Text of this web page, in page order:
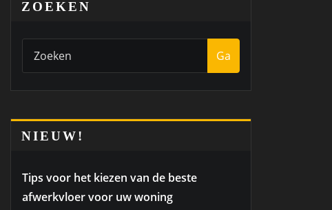
ZOEKEN
Ga
NIEUW!
Tips voor het kiezen van de beste
afwerkvloer voor uw woning